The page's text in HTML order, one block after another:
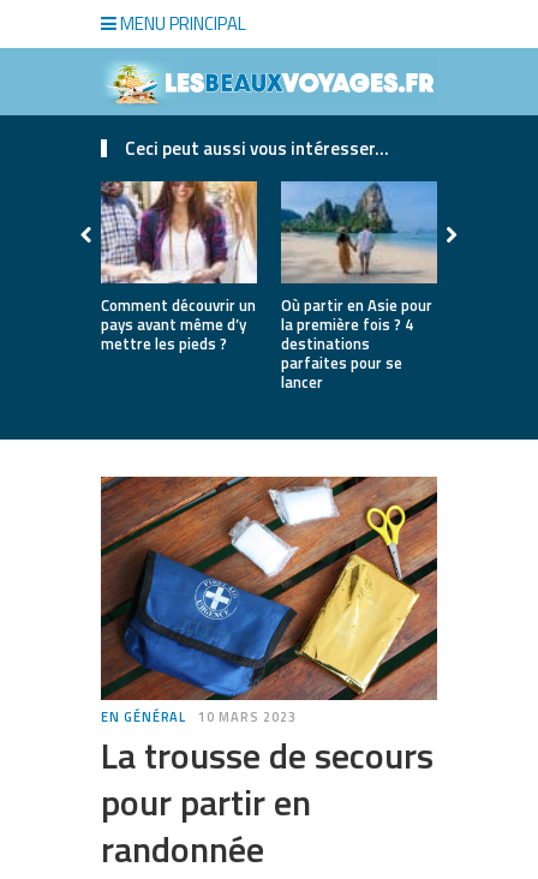
MENU PRINCIPAL
Ceci peut aussi vous intéresser...
Comment découvrir un
pays avant même d’y
mettre les pieds ?
Où partir en Asie pour
la première fois ? 4
destinations
parfaites pour se
lancer
EN GÉNÉRAL 10 MARS 2023
La trousse de secours
pour partir en
randonnée